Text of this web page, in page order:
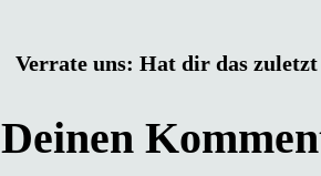
Verrate uns: Hat dir das zuletzt